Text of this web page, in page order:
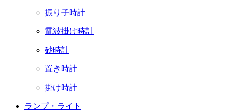
振り子時計
電波掛け時計
砂時計
置き時計
掛け時計
ランプ・ライト